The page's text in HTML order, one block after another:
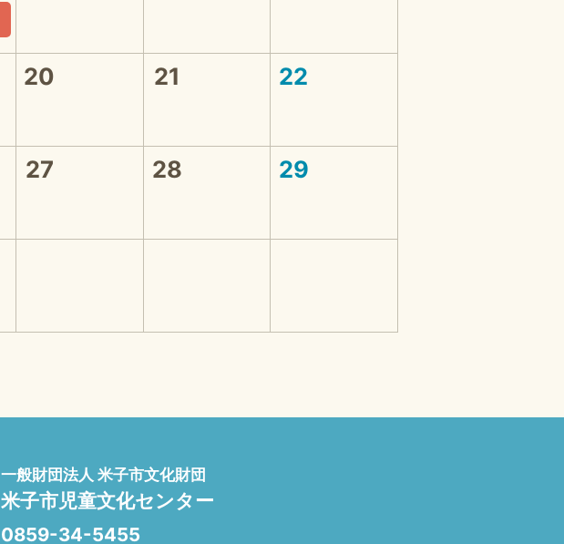
20 21 22
27 28 29
一般財団法人 米子市文化財団
米子市児童文化センター
0859-34-5455